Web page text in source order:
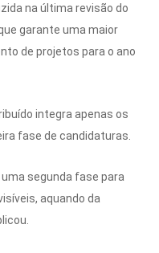
na última revisão do
garante uma maior
de projetos para o ano
integra apenas os
fase de candidaturas.
segunda fase para
aquando da